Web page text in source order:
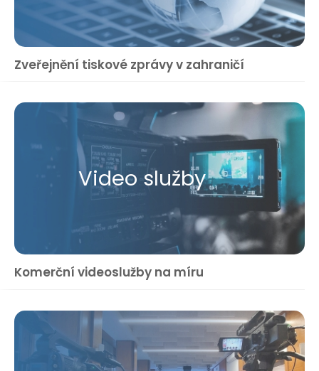
Zveřejnění tiskové zprávy v zahraničí
Video služby
Komerční videoslužby na míru